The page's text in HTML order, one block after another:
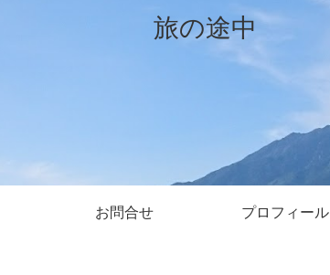
旅の途中
お問合せ プロフィール